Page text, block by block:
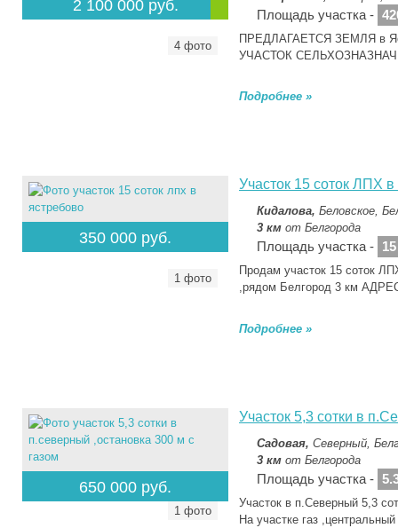
2 100 000 руб.
4 фото
Площадь участка -
ПРЕДЛАГАЕТСЯ ЗЕМЛЯ в
УЧАСТОК
Подробнее »
350 000 руб.
1 фото
Участок 15 соток ЛПХ
Кидалова, Беловское,
3 км от Белгорода
Площадь участка - 15
Продам участок 15 соток
,рядом Белгород 3 км
Подробнее »
650 000 руб.
1 фото
Участок 5,3 сотки в
Садовая, Северный,
3 км от Белгорода
Площадь участка -
Участок в п.Северный 5,3
На участке газ